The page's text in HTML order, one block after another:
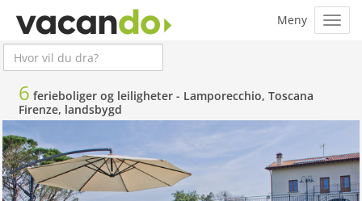
6 ferieboliger og leiligheter - Lamporecchio, Toscana
Firenze, landsbygd